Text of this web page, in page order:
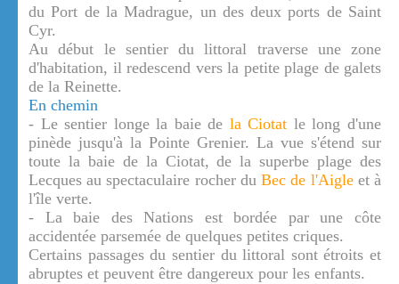
du Port de la Madrague, un des deux ports de Saint
Cyr.
Au début le sentier du littoral traverse une zone
d'habitation, il redescend vers la petite plage de galets
de la Reinette.
En chemin
- Le sentier longe la baie de la Ciotat le long d'une
pinède jusqu'à la Pointe Grenier. La vue s'étend sur
toute la baie de la Ciotat, de la superbe plage des
Lecques au spectaculaire rocher duBec de l'Aigleet à
l'île verte.
- La baie des Nations est bordée par une côte
accidentée parsemée de quelques petites criques.
Certains passages du sentier du littoral sont étroits et
abruptes et peuvent être dangereux pour les enfants.